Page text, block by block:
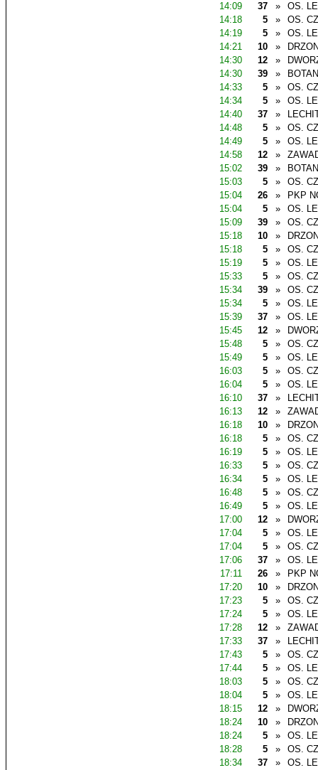
14:09
37 »
OS.
14:18
5 »
OS.
14:19
5 »
OS.
14:21
10 »
14:30
12 »
14:30
39 »
14:33
5 »
OS.
14:34
5 »
OS.
14:40
37 »
14:48
5 »
OS.
14:49
5 »
OS.
14:58
12 »
15:02
39 »
15:03
5 »
OS.
15:04
26 »
PKP
15:04
5 »
OS.
15:09
39 »
OS.
15:18
10 »
15:18
5 »
OS.
15:19
5 »
OS.
15:33
5 »
OS.
15:34
39 »
OS.
15:34
5 »
OS.
15:39
37 »
OS.
15:45
12 »
15:48
5 »
OS.
15:49
5 »
OS.
16:03
5 »
OS.
16:04
5 »
OS.
16:10
37 »
16:13
12 »
16:18
10 »
16:18
5 »
OS.
16:19
5 »
OS.
16:33
5 »
OS.
16:34
5 »
OS.
16:48
5 »
OS.
16:49
5 »
OS.
17:00
12 »
17:04
5 »
OS.
17:04
5 »
OS.
17:06
37 »
OS.
17:11
26 »
PKP
17:20
10 »
17:23
5 »
OS.
17:24
5 »
OS.
17:28
12 »
17:33
37 »
17:43
5 »
OS.
17:44
5 »
OS.
18:03
5 »
OS.
18:04
5 »
OS.
18:15
12 »
18:24
10 »
18:24
5 »
OS.
18:28
5 »
OS.
18:34
37 » OS.